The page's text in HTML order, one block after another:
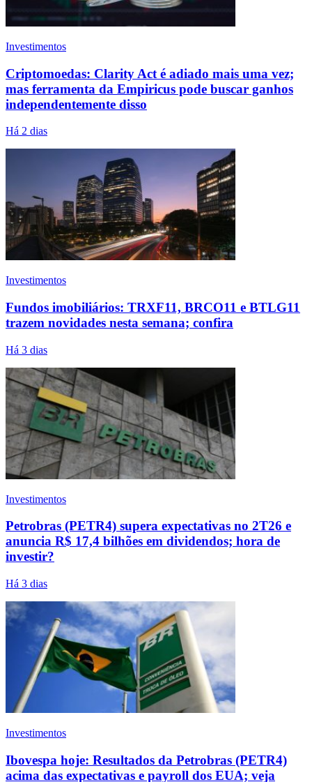
Investimentos
Criptomoedas: Clarity Act é adiado mais uma vez;
mas ferramenta da Empiricus pode buscar ganhos
independentemente disso
Há 2 dias
Investimentos
Fundos imobiliários: TRXF11, BRCO11 e BTLG11
trazem novidades nesta semana; confira
Há 3 dias
Investimentos
Petrobras (PETR4) supera expectativas no 2T26 e
anuncia R$ 17,4 bilhões em dividendos; hora de
investir?
Há 3 dias
Investimentos
Ibovespa hoje: Resultados da Petrobras (PETR4)
acima das expectativas e payroll dos EUA; veja